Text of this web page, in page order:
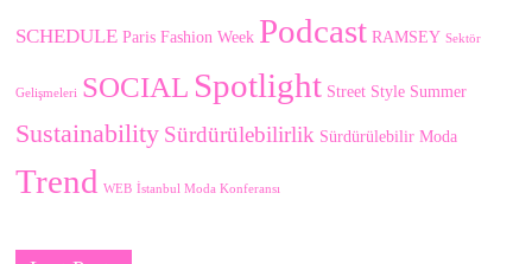
SCHEDULE Paris Fashion Week Podcast RAMSEY Sektör
Gelişmeleri SOCIAL Spotlight Street Style Summer
Sustainability Sürdürülebilirlik Sürdürülebilir Moda
Trend WEB İstanbul Moda Konferansı